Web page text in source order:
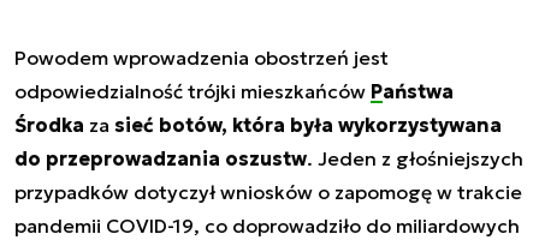
Powodem wprowadzenia obostrzeń jest
odpowiedzialność trójki mieszkańców Państwa
Środka za sieć botów, która była wykorzystywana
do przeprowadzania oszustw. Jeden z głośniejszych
przypadków dotyczył wniosków o zapomogę w trakcie
pandemii COVID-19, co doprowadziło do miliardowych